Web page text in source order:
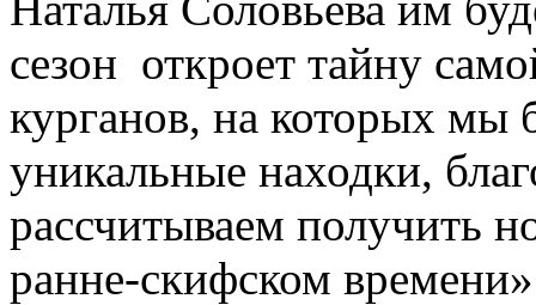
сезон откроет тайну
курганов, на которых мы
уникальные находки,
рассчитываем получить
ранне-скифском